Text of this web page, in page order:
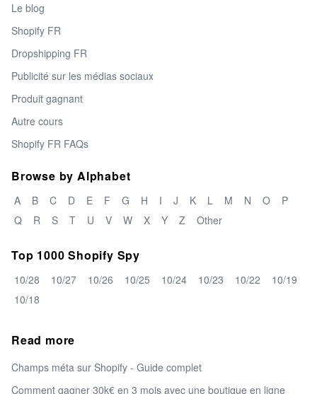
Le blog
Shopify FR
Dropshipping FR
Publicité sur les médias sociaux
Produit gagnant
Autre cours
Shopify FR FAQs
Browse by Alphabet
A B C D E F G H I J K L M N O
P
Q
R S T U V W X Y Z Other
Top 1000 Shopify Spy
10/28 10/27 10/26 10/25 10/24 10/23 10/22
10/19
10/18
Read more
Champs méta sur Shopify - Guide complet
Comment gagner 30k€ en 3 mois avec une boutique en ligne